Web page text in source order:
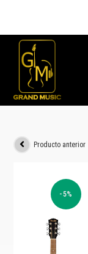
-5%
Producto anterior